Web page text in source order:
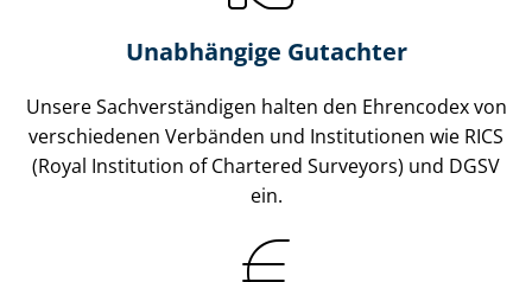
Unabhängige Gutachter
Unsere Sach­ver­stän­di­gen halten den Ehrencodex von
verschiedenen Verbänden und Institutionen wie RICS
(Royal Institution of Chartered Surveyors) und DGSV
ein.